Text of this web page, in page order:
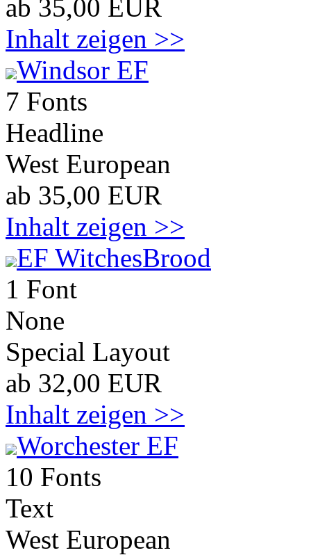
ab 35,00 EUR
Inhalt zeigen >>
Windsor EF
7 Fonts
Headline
West European
ab 35,00 EUR
Inhalt zeigen >>
EF WitchesBrood
1 Font
None
Special Layout
ab 32,00 EUR
Inhalt zeigen >>
Worchester EF
10 Fonts
Text
West European